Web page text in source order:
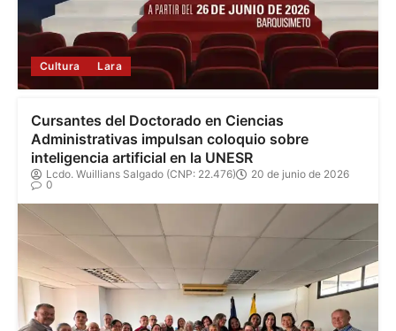
Cultura Lara
Cursantes del Doctorado en Ciencias
Administrativas impulsan coloquio sobre
inteligencia artificial en la UNESR
Lcdo. Wuillians Salgado (CNP: 22.476)
20 de junio de 2026
0